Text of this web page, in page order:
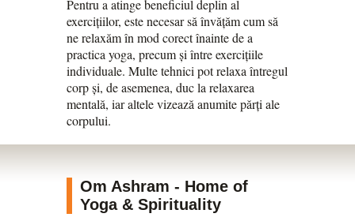
Pentru a atinge beneficiul deplin al
exercițiilor, este necesar să învățăm cum să
ne relaxăm în mod corect înainte de a
practica yoga, precum și între exercițiile
individuale. Multe tehnici pot relaxa întregul
corp și, de asemenea, duc la relaxarea
mentală, iar altele vizează anumite părți ale
corpului.
Om Ashram - Home of
Yoga & Spirituality